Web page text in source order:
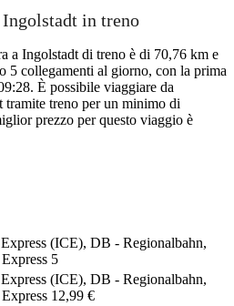
in treno
a Ingolstadt di treno è di 70,76 km e
5 collegamenti al giorno, con la prima
È possibile viaggiare da
treno per un minimo di
prezzo per questo viaggio è
(ICE), DB - Regionalbahn,
5
(ICE), DB - Regionalbahn,
12,99 €